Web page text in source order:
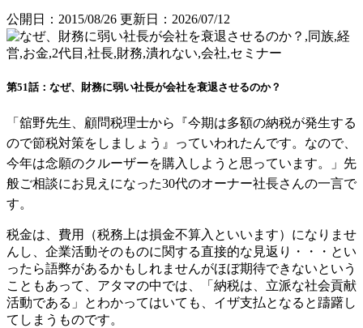
公開日：2015/08/26 更新日：2026/07/12
第51話：なぜ、財務に弱い社長が会社を衰退させるのか？
「舘野先生、顧問税理士から『今期は多額の納税が発生する
ので節税対策をしましょう』っていわれたんです。なので、
今年は念願のクルーザーを購入しようと思っています。」先
般ご相談にお見えになった30代のオーナー社長さんの一言で
す。
税金は、費用（税務上は損金不算入といいます）になりませ
んし、企業活動そのものに関する直接的な見返り・・・とい
ったら語弊があるかもしれませんがほぼ期待できないという
こともあって、アタマの中では、「納税は、立派な社会貢献
活動である」とわかってはいても、イザ支払となると躊躇し
てしまうものです。